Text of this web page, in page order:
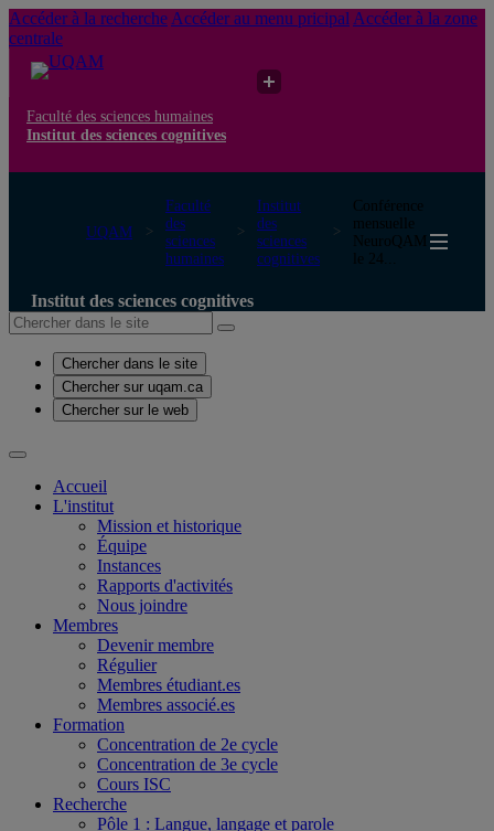
Accéder à la recherche Accéder au menu pricipal Accéder à la zone
centrale
Faculté des sciences humaines
Institut des sciences cognitives
UQAM
Faculté
des
sciences
humaines
Institut
des
sciences
cognitives
Conférence
mensuelle
NeuroQAM
le 24...
Institut des sciences cognitives
Chercher dans le site
Chercher sur uqam.ca
Chercher sur le web
Accueil
L'institut
Mission et historique
Équipe
Instances
Rapports d'activités
Nous joindre
Membres
Devenir membre
Régulier
Membres étudiant.es
Membres associé.es
Formation
Concentration de 2e cycle
Concentration de 3e cycle
Cours ISC
Recherche
Pôle 1 : Langue, langage et parole